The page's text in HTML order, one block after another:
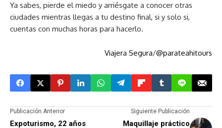
Ya sabes, pierde el miedo y arriésgate a conocer otras
ciudades mientras llegas a tu destino final, si y solo si,
cuentas con muchas horas para hacerlo.
Viajera Segura/@parateahitours
Publicación Anterior
Expoturismo, 22 años
Siguiente Publicación
Maquillaje práctico